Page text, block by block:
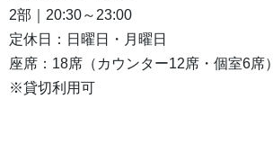
2部｜20:30～23:00
定休日：日曜日・月曜日
座席：18席（カウンター12席・個室6席）
※貸切利用可